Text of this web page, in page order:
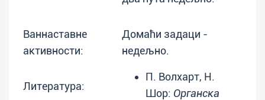
Ваннаставне
активности:
Домаћи задаци -
недељно.
Литература:
П. Волхарт, Н.
Шор: Органска